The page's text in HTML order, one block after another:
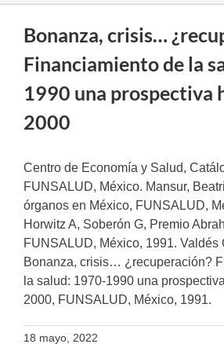
Bonanza, crisis…
Financiamiento de la
1990 una prospectiva
2000
Centro de Economía y Salud,
FUNSALUD, México. Mansur,
órganos en México, FUNSALUD,
Horwitz A, Soberón G, Premio
FUNSALUD, México, 1991. Valdés
Bonanza, crisis… ¿recuperación?
la salud: 1970-1990 una
2000, FUNSALUD, México, 1991.
18 mayo, 2022